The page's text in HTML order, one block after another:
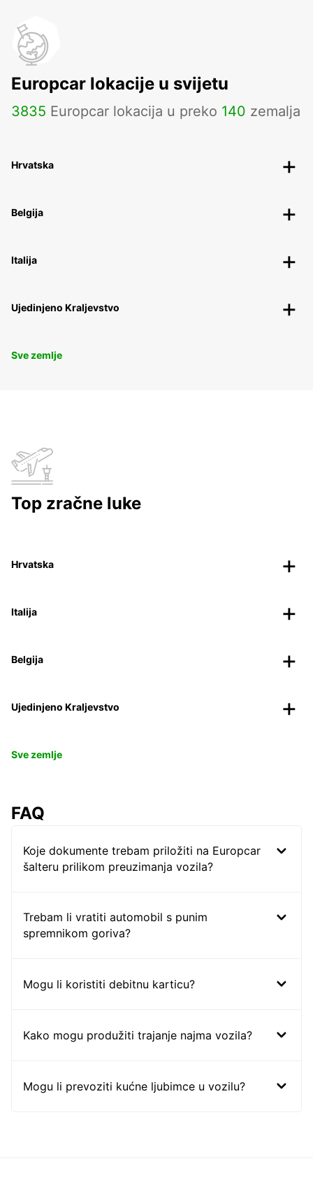
Europcar lokacije u svijetu
3835 Europcar lokacija u preko 140 zemalja
Hrvatska
Belgija
Italija
Ujedinjeno Kraljevstvo
Sve zemlje
Top zračne luke
Hrvatska
Italija
Belgija
Ujedinjeno Kraljevstvo
Sve zemlje
FAQ
Koje dokumente trebam priložiti na Europcar
šalteru prilikom preuzimanja vozila?
Trebam li vratiti automobil s punim
spremnikom goriva?
Mogu li koristiti debitnu karticu?
Kako mogu produžiti trajanje najma vozila?
Mogu li prevoziti kućne ljubimce u vozilu?